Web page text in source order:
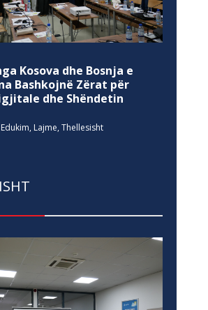
Kosova dhe Bosnja e
Bashkojnë Zërat për
dhe Shëndetin
Edukim, Lajme, Thellesisht